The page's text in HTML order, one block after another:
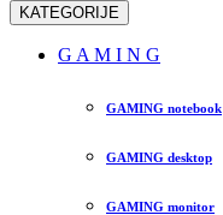
KATEGORIJE
G A M I N G
GAMING notebook
GAMING desktop
GAMING monitor